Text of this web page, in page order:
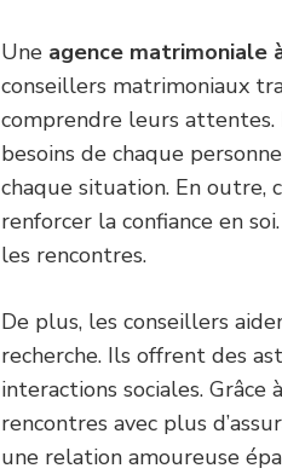
Une agence matrimoniale
conseillers matrimoniaux
comprendre leurs
besoins de chaque
chaque situation. En
renforcer la confiance en
les rencontres.
De plus, les conseillers
recherche. Ils offrent des
interactions sociales.
rencontres avec plus
une relation amoureuse